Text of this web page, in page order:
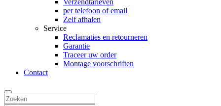
per telefoon of email
Zelf afhalen
Service
Reclamaties en retourneren
Garantie
Traceer uw order
Montage voorschriften
Contact